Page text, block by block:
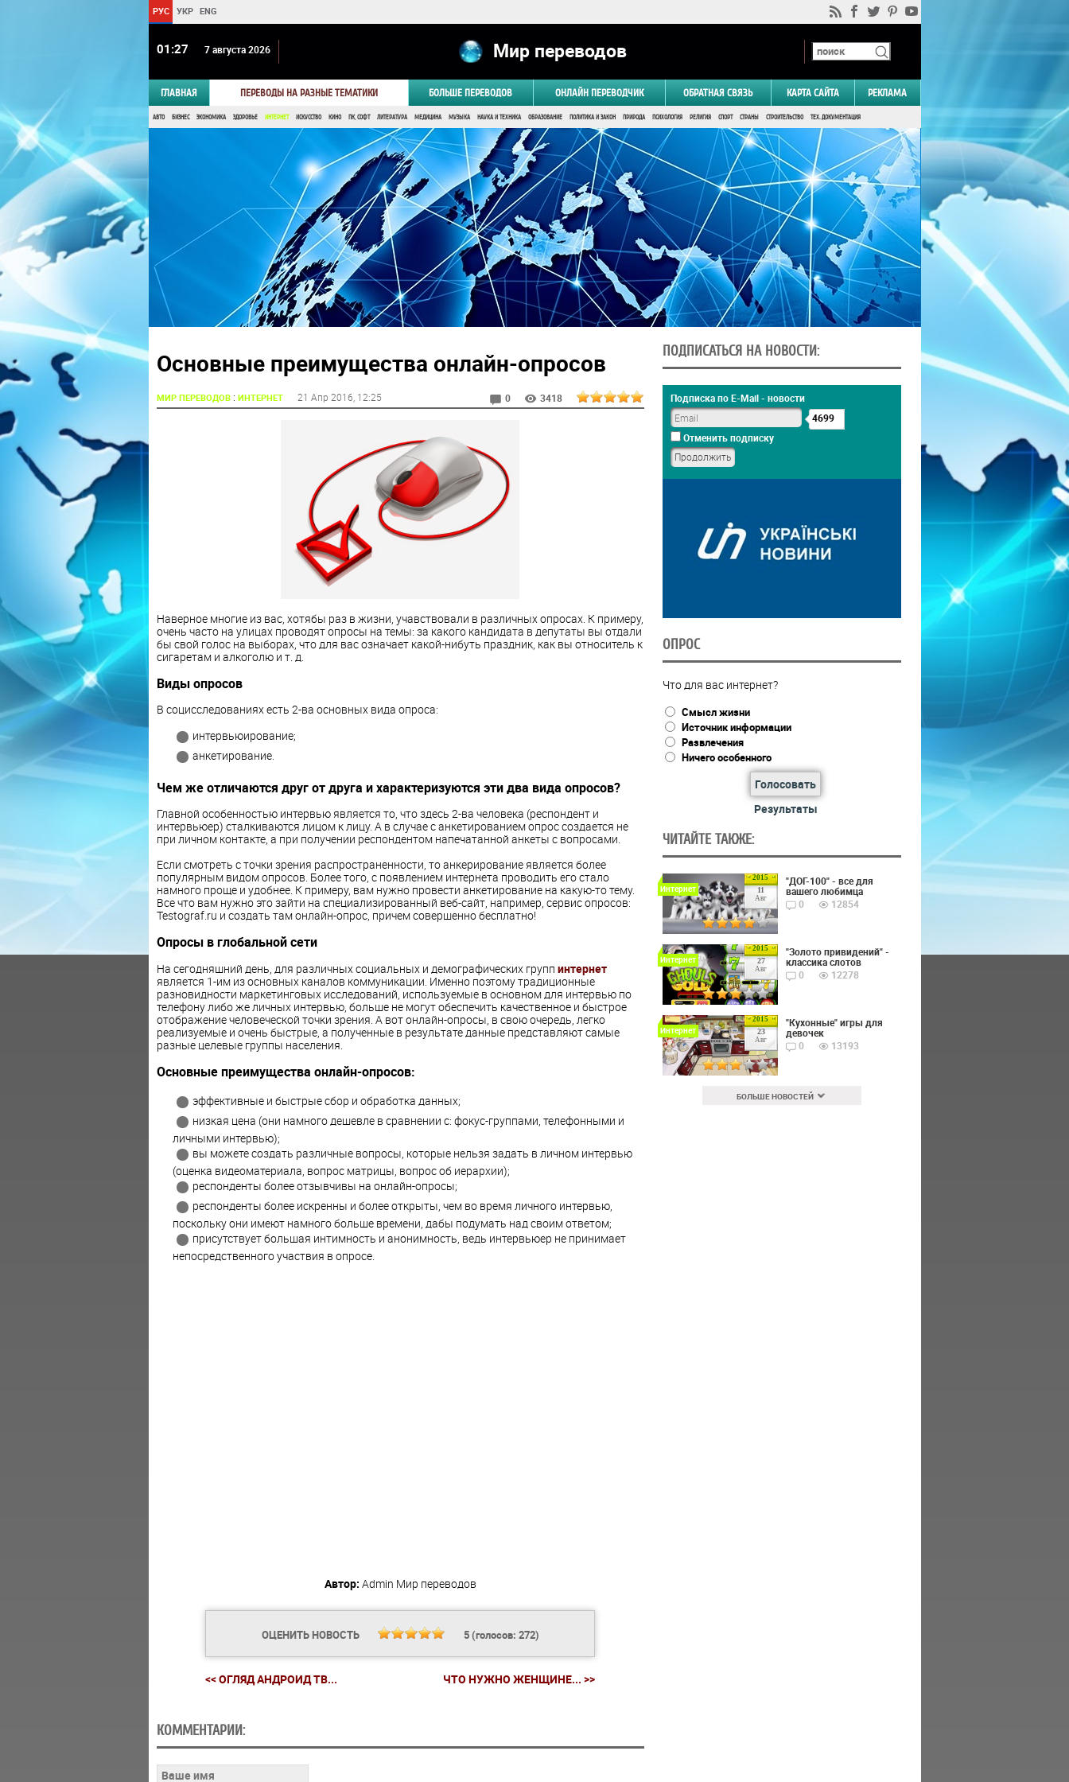
РУС УКР ENG
01 27 7 августа 2026 Мир переводов
ГЛАВНАЯ ПЕРЕВОДЫ НА РАЗНЫЕ ТЕМАТИКИ БОЛЬШЕ ПЕРЕВОДОВ ОНЛАЙН ПЕРЕВОДЧИК ОБРАТНАЯ СВЯЗЬ КАРТА САЙТА РЕКЛАМА
АВТО БИЗНЕС ЭКОНОМИКА ЗДОРОВЬЕ ИНТЕРНЕТ ИСКУССТВО КИНО ПК, СОФТ ЛИТЕРАТУРА МЕДИЦИНА МУЗЫКА НАУКА И ТЕХНИКА ОБРАЗОВАНИЕ ПОЛИТИКА И ЗАКОН ПРИРОДА ПСИХОЛОГИЯ РЕЛИГИЯ СПОРТ СТРАНЫ СТРОИТЕЛЬСТВО ТЕХ. ДОКУМЕНТАЦИЯ
Основные преимущества онлайн-опросов
МИР ПЕРЕВОДОВ: ИНТЕРНЕТ 21 Апр 2016 , 12:25 0 3418
Наверное многие из вас, хотябы раз в жизни, учавствовали в различных опросах. К примеру,
очень часто на улицах проводят опросы на темы: за какого кандидата в депутаты вы отдали
бы свой голос на выборах, что для вас означает какой-нибуть праздник, как вы относитель к
сигаретам и алкоголю и т. д.
Виды опросов
В социсследованиях есть 2-ва основных вида опроса:
интервьюирование;
анкетирование.
Чем же отличаются друг от друга и характеризуются эти два вида опросов?
Главной особенностью интервью является то, что здесь 2-ва человека (респондент и
интервьюер) сталкиваются лицом к лицу. А в случае с анкетированием опрос создается не
при личном контакте, а при получении респондентом напечатанной анкеты с вопросами.
Если смотреть с точки зрения распространенности, то анкерирование является более
популярным видом опросов. Более того, с появлением интернета проводить его стало
намного проще и удобнее. К примеру, вам нужно провести анкетирование на какую-то тему.
Все что вам нужно это зайти на специализированный веб-сайт, например, сервис опросов:
Testograf.ru и создать там онлайн-опрос, причем совершенно бесплатно!
Опросы в глобальной сети
На сегодняшний день, для различных социальных и демографических групп интернет
является 1-им из основных каналов коммуникации. Именно поэтому традиционные
разновидности маркетинговых исследований, используемые в основном для интервью по
телефону либо же личных интервью, больше не могут обеспечить качественное и быстрое
отображение человеческой точки зрения. А вот онлайн-опросы, в свою очередь, легко
реализуемые и очень быстрые, а полученные в результате данные представляют самые
разные целевые группы населения.
Основные преимущества онлайн-опросов:
эффективные и быстрые сбор и обработка данных;
низкая цена (они намного дешевле в сравнении с: фокус-группами, телефонными и
личными интервью);
вы можете создать различные вопросы, которые нельзя задать в личном интервью
(оценка видеоматериала, вопрос матрицы, вопрос об иерархии);
респонденты более отзывчивы на онлайн-опросы;
респонденты более искренны и более открыты, чем во время личного интервью,
поскольку они имеют намного больше времени, дабы подумать над своим ответом;
присутствует большая интимность и анонимность, ведь интервьюер не принимает
непосредственного участвия в опросе.
Автор: Admin Мир переводов
ОЦЕНИТЬ НОВОСТЬ 5(голосов: 272)
<< ОГЛЯД АНДРОИД ТВ... ЧТО НУЖНО ЖЕНЩИНЕ... >>
КОММЕНТАРИИ:
ПОДПИСАТЬСЯ НА НОВОСТИ:
Подписка по E-Mail - новости
4699
Отменить подписку
ОПРОС
Что для вас интернет?
Смысл жизни
Источник информации
Развлечения
Ничего особенного
Голосовать
Результаты
ЧИТАЙТЕ ТАКЖЕ:
2015
11
Авг
Интернет
"ДОГ-100" - все для
вашего любимца
0
12854
2015
27
Авг
Интернет
"Золото привидений" -
классика слотов
0
12278
2015
23
Авг
Интернет
"Кухонные" игры для
девочек
0
13193
БОЛЬШЕ НОВОСТЕЙ